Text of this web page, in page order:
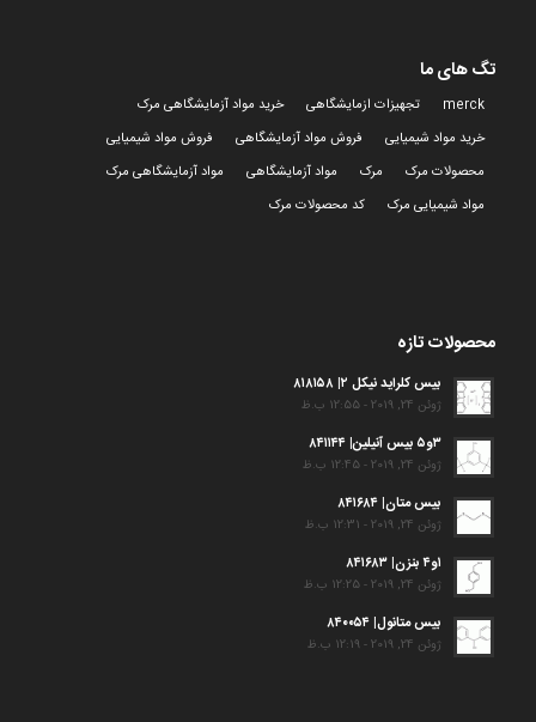
تگ های ما
merck تجهیزات ازمایشگاهی
خرید مواد آزمایشگاهی مرک
خرید مواد شیمیایی
فروش مواد آزمایشگاهی
فروش مواد شیمیایی
محصولات مرک
مرک مواد آزمایشگاهی
مواد آزمایشگاهی مرک
مواد شیمیایی مرک
کد محصولات مرک
محصولات تازه
بیس کلراید نیکل ۲| ۸۱۸۱۵۸
ژوئن 24, 2019 - 12:55 ب.ظ
۳و۵ بیس آنیلین| ۸۴۱۱۴۴
ژوئن 24, 2019 - 12:45 ب.ظ
بیس متان| ۸۴۱۶۸۴
ژوئن 24, 2019 - 12:31 ب.ظ
۱و۴ بنزن| ۸۴۱۶۸۳
ژوئن 24, 2019 - 12:25 ب.ظ
بیس متانول| ۸۴۰۰۵۴
ژوئن 24, 2019 - 12:19 ب.ظ